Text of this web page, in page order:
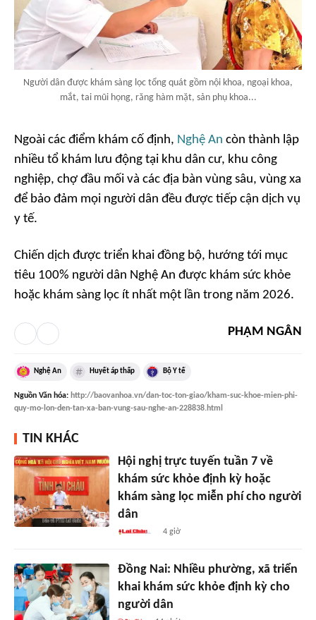
Người dân được khám sàng lọc tổng quát gồm nội khoa, ngoại khoa,
mắt, tai mũi họng, răng hàm mặt, sản phụ khoa...
Ngoài các điểm khám cố định, Nghệ An còn thành lập
nhiều tổ khám lưu động tại khu dân cư, khu công
nghiệp, chợ đầu mối và các địa bàn vùng sâu, vùng xa
để bảo đảm mọi người dân đều được tiếp cận dịch vụ
y tế.
Chiến dịch được triển khai đồng bộ, hướng tới mục
tiêu 100% người dân Nghệ An được khám sức khỏe
hoặc khám sàng lọc ít nhất một lần trong năm 2026.
PHẠM NGÂN
Nghệ An Huyết áp thấp Bộ Y tế
Nguồn Văn hóa: http://baovanhoa.vn/dan-toc-ton-giao/kham-suc-khoe-mien-phi-
quy-mo-lon-den-tan-xa-ban-vung-sau-nghe-an-228838.html
TIN KHÁC
Hội nghị trực tuyến tuần 7 về
khám sức khỏe định kỳ hoặc
khám sàng lọc miễn phí cho người
dân
4 giờ
Đồng Nai: Nhiều phường, xã triển
khai khám sức khỏe định kỳ cho
người dân